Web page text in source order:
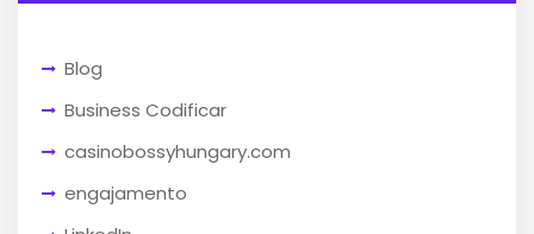
Blog
Business Codificar
casinobossyhungary.com
engajamento